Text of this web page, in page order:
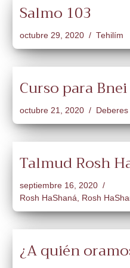
Salmo 103
octubre 29, 2020 Tehilím
Curso para
octubre 21, 2020
Talmud Rosh
septiembre 16, 2020
Rosh HaShaná, Rosh
¿A quién